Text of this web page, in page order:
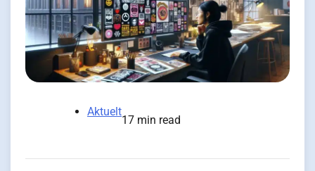
Aktuelt
17 min read